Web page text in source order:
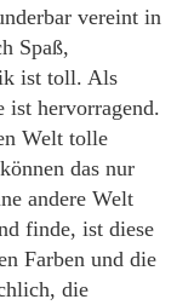
vereint in
Spaß,
ist toll. Als
ist hervorragend.
Welt tolle
das nur
andere Welt
finde, ist diese
Farben und die
die